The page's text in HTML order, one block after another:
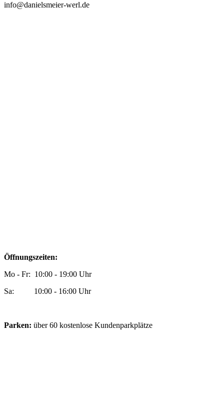
info@danielsmeier-werl.de
Öffnungszeiten:
Mo - Fr: 10:00 - 19:00 Uhr
Sa: 10:00 - 16:00 Uhr
Parken: über 60 kostenlose Kundenparkplätze